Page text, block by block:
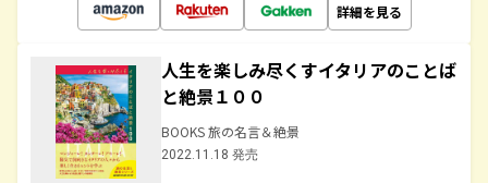
詳細を見る
人生を楽しみ尽くすイタリアのことば
と絶景１００
BOOKS 旅の名言＆絶景
2022.11.18 発売